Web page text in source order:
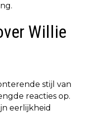
Willie
stijl van
reacties op.
eerlijkheid